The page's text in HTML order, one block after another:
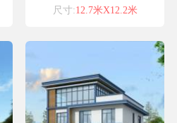
建筑外观别墅设计
尺寸:12.7米X12.2米